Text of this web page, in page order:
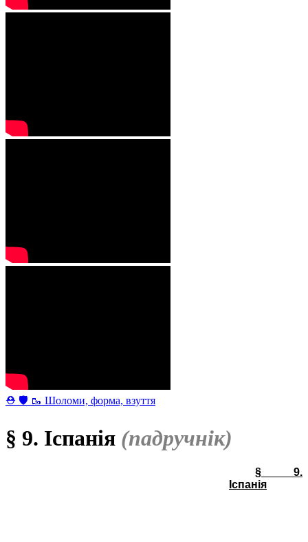
⛑ 🛡 🥾 Шоломи, форма, взуття
§ 9. Іспанія (падручнік)
§ 9.
Іспанія